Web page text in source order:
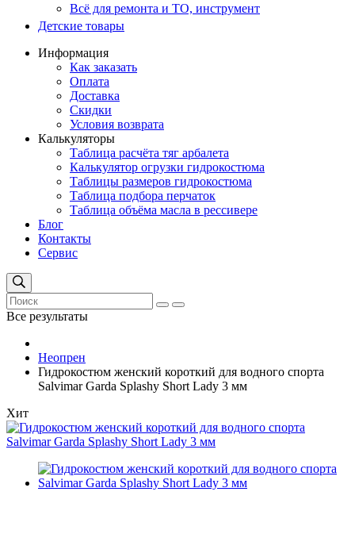
Всё для ремонта и ТО, инструмент
Детские товары
Информация
Как заказать
Оплата
Доставка
Скидки
Условия возврата
Калькуляторы
Таблица расчёта тяг арбалета
Калькулятор огрузки гидрокостюма
Таблицы размеров гидрокостюма
Таблица подбора перчаток
Таблица объёма масла в рессивере
Блог
Контакты
Сервис
Все результаты
Неопрен
Гидрокостюм женский короткий для водного спорта
Salvimar Garda Splashy Short Lady 3 мм
Хит